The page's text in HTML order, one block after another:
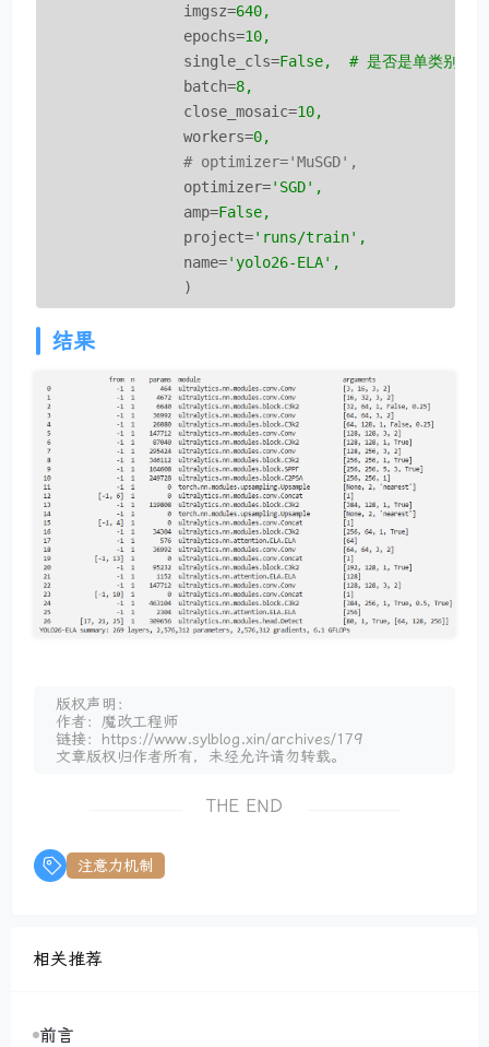
imgsz=640,
epochs=10,
single_cls=False,  # 是否是单类别检测
batch=8,
close_mosaic=10,
workers=0,
                # optimizer='MuSGD',
optimizer='SGD',
amp=False,
project='runs/train',
name='yolo26-ELA',
)
结果
版权声明：
作者：魔改工程师
链接：https://www.sylblog.xin/archives/179
文章版权归作者所有，未经允许请勿转载。
THE END
注意力机制
相关推荐
前言